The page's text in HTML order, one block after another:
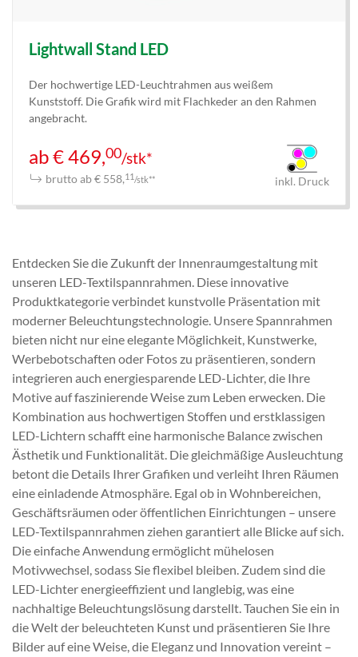
Lightwall Stand LED
Der hochwertige LED-Leuchtrahmen aus weißem
Kunststoff. Die Grafik wird mit Flachkeder an den Rahmen
angebracht.
ab € 469,00/stk*
brutto ab € 558,11/stk** inkl. Druck
Entdecken Sie die Zukunft der Innenraumgestaltung mit
unseren LED-Textilspannrahmen. Diese innovative
Produktkategorie verbindet kunstvolle Präsentation mit
moderner Beleuchtungstechnologie. Unsere Spannrahmen
bieten nicht nur eine elegante Möglichkeit, Kunstwerke,
Werbebotschaften oder Fotos zu präsentieren, sondern
integrieren auch energiesparende LED-Lichter, die Ihre
Motive auf faszinierende Weise zum Leben erwecken. Die
Kombination aus hochwertigen Stoffen und erstklassigen
LED-Lichtern schafft eine harmonische Balance zwischen
Ästhetik und Funktionalität. Die gleichmäßige Ausleuchtung
betont die Details Ihrer Grafiken und verleiht Ihren Räumen
eine einladende Atmosphäre. Egal ob in Wohnbereichen,
Geschäftsräumen oder öffentlichen Einrichtungen – unsere
LED-Textilspannrahmen ziehen garantiert alle Blicke auf sich.
Die einfache Anwendung ermöglicht mühelosen
Motivwechsel, sodass Sie flexibel bleiben. Zudem sind die
LED-Lichter energieeffizient und langlebig, was eine
nachhaltige Beleuchtungslösung darstellt. Tauchen Sie ein in
die Welt der beleuchteten Kunst und präsentieren Sie Ihre
Bilder auf eine Weise, die Eleganz und Innovation vereint –